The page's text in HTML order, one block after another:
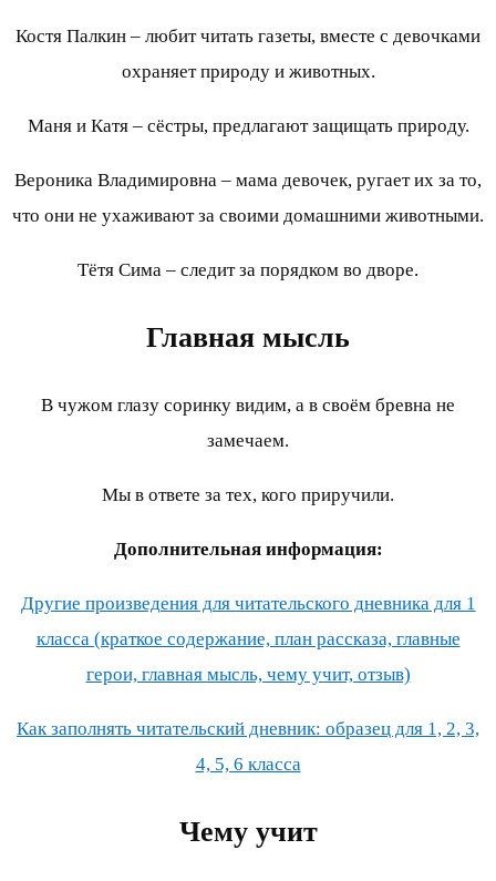
Костя Палкин – любит читать газеты, вместе с девочками
охраняет природу и животных.
Маня и Катя – сёстры, предлагают защищать природу.
Вероника Владимировна – мама девочек, ругает их за то,
что они не ухаживают за своими домашними животными.
Тётя Сима – следит за порядком во дворе.
Главная мысль
В чужом глазу соринку видим, а в своём бревна не
замечаем.
Мы в ответе за тех, кого приручили.
Дополнительная информация:
Другие произведения для читательского дневника для 1
класса (краткое содержание, план рассказа, главные
герои, главная мысль, чему учит, отзыв)
Как заполнять читательский дневник: образец для 1, 2, 3,
4, 5, 6 класса
Чему учит